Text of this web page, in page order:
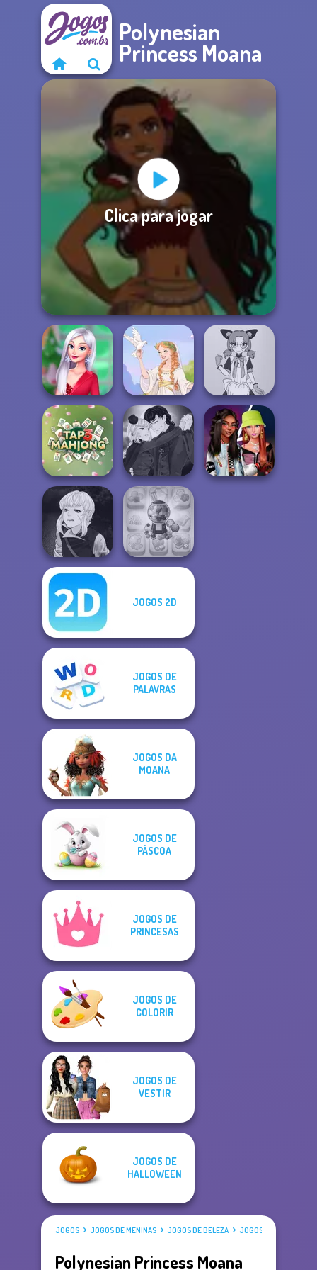
Polynesian
Princess Moana
Clica para jogar
My Christmas
Party Prep
Greek Gods
Tokyo Mew Mew
Creator
Tap 3 Mahjong
Manga Creator
Vampire Hunter
P...
Manga Creator
Vampire Hunter
P...
Candy Shop
JOGOS 2D
JOGOS DE
PALAVRAS
JOGOS DA
MOANA
JOGOS DE
PÁSCOA
JOGOS DE
PRINCESAS
JOGOS DE
COLORIR
JOGOS DE
VESTIR
JOGOS DE
HALLOWEEN
JOGOS JOGOS DE MENINAS JOGOS DE BELEZA JOGOS DE VESTIR
Polynesian Princess Moana